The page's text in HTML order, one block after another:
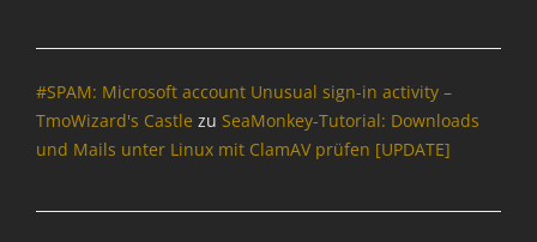
o
g
n
#SPAM: Microsoft account Unusual sign-in activity –
TmoWizard's Castle zu SeaMonkey-Tutorial: Downloads
und Mails unter Linux mit ClamAV prüfen [UPDATE]